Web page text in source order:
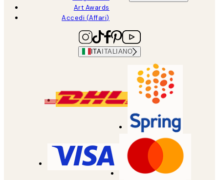
Art Awards
Accedi (Affari)
ITA ITALIANO